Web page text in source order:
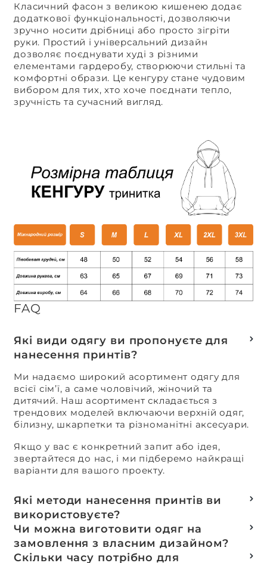
Класичний фасон з великою кишенею додає
додаткової функціональності, дозволяючи
зручно носити дрібниці або просто зігріти
руки. Простий і універсальний дизайн
дозволяє поєднувати худі з різними
елементами гардеробу, створюючи стильні та
комфортні образи. Це кенгуру стане чудовим
вибором для тих, хто хоче поєднати тепло,
зручність та сучасний вигляд.
FAQ
Які види одягу ви пропонуєте для
нанесення принтів?
Ми надаємо широкий асортимент одягу для
всієї сім’ї, а саме чоловічий, жіночий та
дитячий. Наш асортимент складається з
трендових моделей включаючи верхній одяг,
білизну, шкарпетки та різноманітні аксесуари.
Якщо у вас є конкретний запит або ідея,
звертайтеся до нас, і ми підберемо найкращі
варіанти для вашого проекту.
Які методи нанесення принтів ви
використовуєте?
Термотранферний
Шовкотрафаретний
DTF – друк
Чи можна виготовити одяг на
замовлення з власним дизайном?
Так, ми спеціалізуємося на розробці колекцій
Скільки часу потрібно для